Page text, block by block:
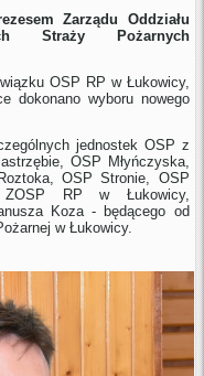
Zarządu Oddziału
Straży Pożarnych
OSP RP w Łukowicy,
dokonano wyboru nowego
jednostek OSP z
OSP Młyńczyska,
OSP Stronie, OSP
RP w Łukowicy,
Koza - będącego od
w Łukowicy.